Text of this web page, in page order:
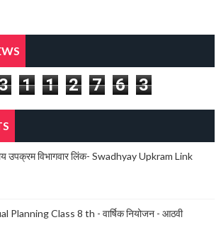
1 1 2 7 6 3
उपक्रम विभागवार लिंक- Swadhyay Upkram Link
Planning Class 8 th - वार्षिक नियोजन - आठवी